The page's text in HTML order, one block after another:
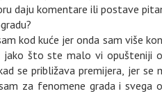
daju komentare ili postave
kod kuće jer onda sam više
što ste malo vi opušteniji
se približava premijera, jer
za fenomene grada i svega